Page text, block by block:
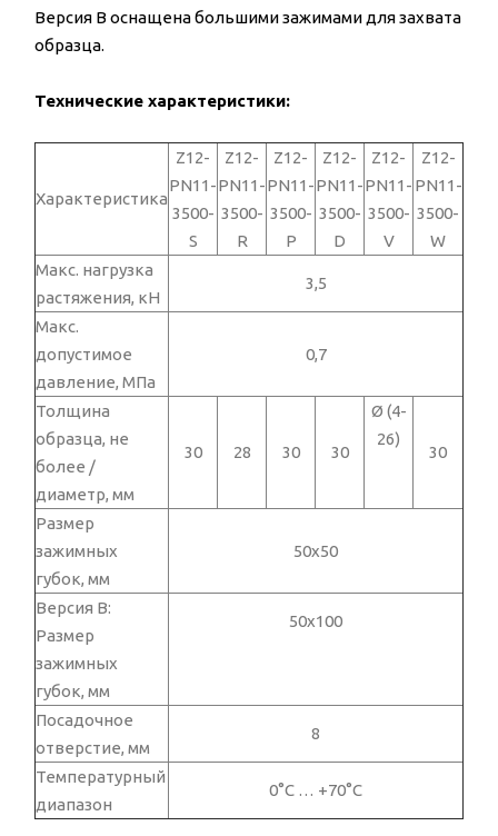
Версия В оснащена большими зажимами для захвата
образца.
Технические характеристики:
Характеристика
Z12-
PN11-
3500-
S
Z12-
PN11-
3500-
R
Z12-
PN11-
3500-
P
Z12-
PN11-
3500-
D
Z12-
PN11-
3500-
V
Z12-
PN11-
3500-
W
Макс. нагрузка
растяжения, кН
3,5
Макс.
допустимое
давление, МПа
0,7
Толщина
образца, не
более /
диаметр, мм
30 28 30 30
Ø (4-
26)
30
Размер
зажимных
губок, мм
50х50
Версия В:
Размер
зажимных
губок, мм
50х100
Посадочное
отверстие, мм
8
Температурный
диапазон
0°C … +70°C